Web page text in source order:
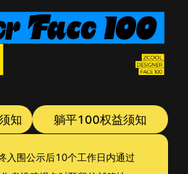
知 躺平100权益须知
入围公示后10个工作日内通过